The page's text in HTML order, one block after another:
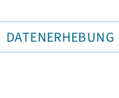
DATENERHEBUNG